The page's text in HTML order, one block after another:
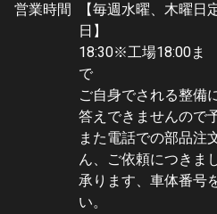
営業時間
【毎週水曜、木曜日
日】
18:30※工場18:00ま
ご自身でされる整備
答えできませんので
また電話での部品注
ん、ご依頼につきま
承ります、車体番号
い。